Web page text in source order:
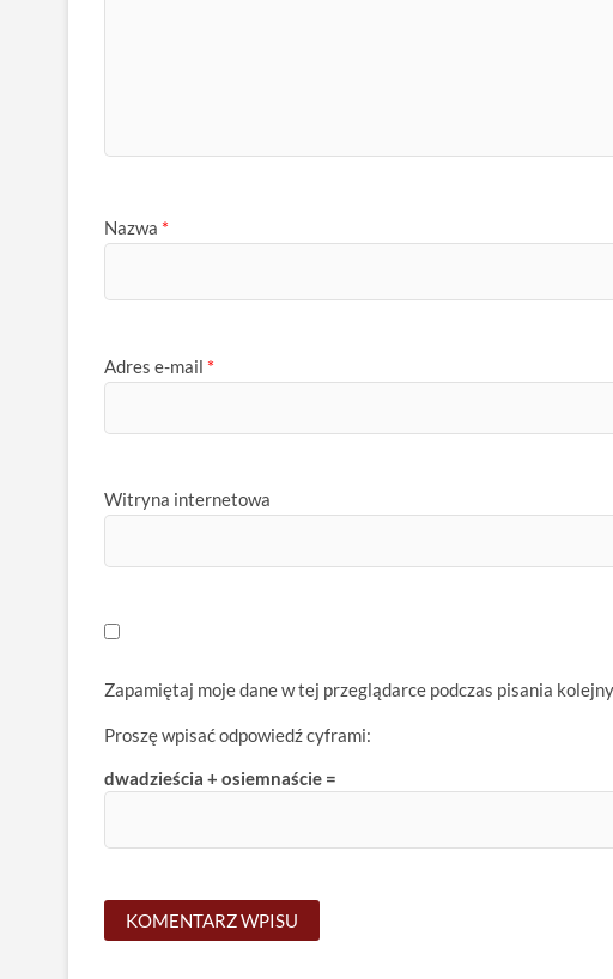
Nazwa *
Adres e-mail *
Witryna internetowa
Zapamiętaj moje dane w tej przeglądarce podczas pisania
Proszę wpisać odpowiedź cyframi:
dwadzieścia + osiemnaście =